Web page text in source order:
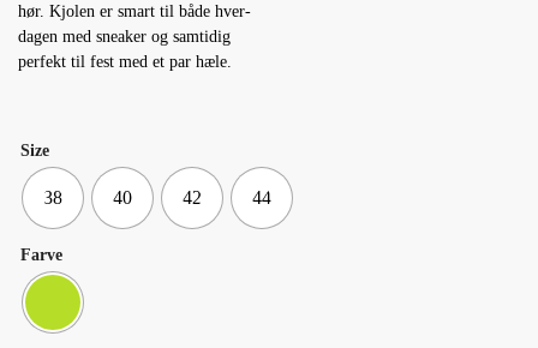
hør. Kjolen er smart til både hver-
dagen med sneaker og samtidig
perfekt til fest med et par hæle.
Size
38 40 42 44
Farve